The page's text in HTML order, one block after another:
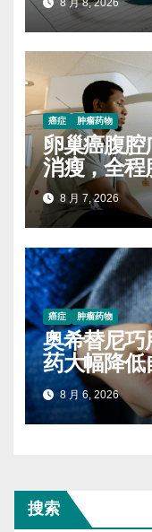
8 月 8, 2026
癌症 肿瘤药物
卵巢癌腹腔
消瘦，全程
进展
8 月 7, 2026
癌症 肿瘤药物
奥希替尼巧
药大幅降低
8 月 6, 2026
搜索